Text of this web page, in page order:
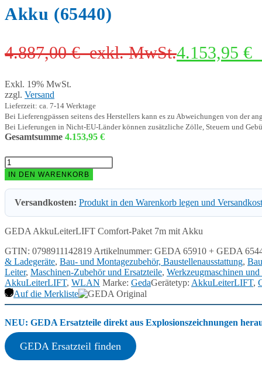
Akku (65440)
4.887,00€ exkl. MwSt.4.153,95 €
Exkl. 19% MwSt.
zzgl. Versand
Lieferzeit: ca. 7-14 Werktage
Bei Lieferengpässen seitens des Herstellers kann es zu Abweichungen von der
Bei Lieferungen in Nicht-EU-Länder können zusätzliche Zölle, Steuern und
Gesamtsumme 4.153,95 €
GEDA
AkkuLeiterLIFT
Comfort-
Paket
7m
WLAN
Akku
Menge
IN DEN WARENKORB
Versandkosten: Produkt in den Warenkorb legen und
GEDA AkkuLeiterLIFT Comfort-Paket 7m mit Akku
GTIN: 0798911142819 Artikelnummer: GEDA 65910 + GEDA
& Ladegeräte, Bau- und Montagezubehör, Baustellenausstattung,
Leiter, Maschinen-Zubehör und Ersatzteile, Werkzeugmaschinen
AkkuLeiterLIFT, WLAN Marke: GedaGerätetyp: AkkuLeiterLIFT,
Auf die Merkliste
NEU: GEDA Ersatzteile direkt aus Explosionszeichnungen
GEDA Ersatzteil finden